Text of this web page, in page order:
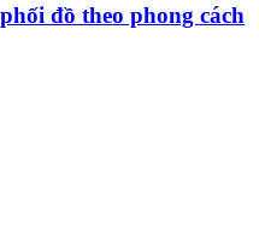
đồ theo phong cách